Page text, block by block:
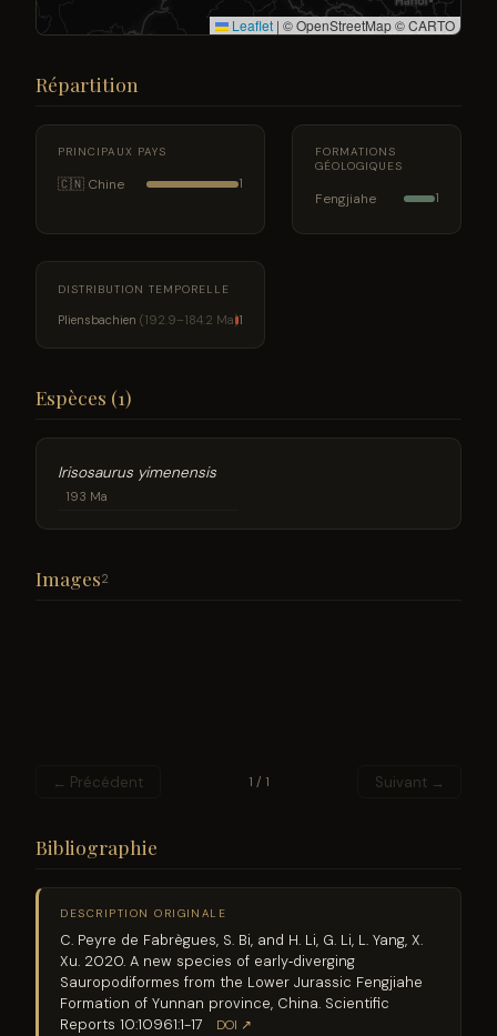
Leaflet | © OpenStreetMap © CARTO
Répartition
PRINCIPAUX PAYS
🇨🇳 Chine 1
FORMATIONS
GÉOLOGIQUES
Fengjiahe 1
DISTRIBUTION TEMPORELLE
Pliensbachien (192.9–184.2 Ma)1
Espèces (1)
Irisosaurus yimenensis
193 Ma
Images2
← Précédent 1 / 1 Suivant →
Bibliographie
DESCRIPTION ORIGINALE
C. Peyre de Fabrègues, S. Bi, and H. Li, G. Li, L. Yang, X.
Xu. 2020. A new species of early‐diverging
Sauropodiformes from the Lower Jurassic Fengjiahe
Formation of Yunnan province, China. Scientific
Reports 10:10961:1-17
DOI ↗